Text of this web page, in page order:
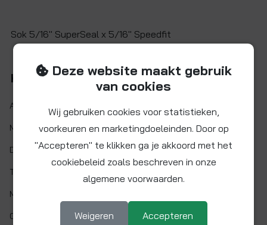
Sok 5/16" SuperSeal x 5/16" Speedfit
Kenmerken
Artikelnr.:
Maat: Ø 5/16"
Demontabel: Ja
Twist&Lock:
Materiaal:
O-ring: Nitril (NBR)
Deze website maakt gebruik
van cookies
Wij gebruiken cookies voor statistieken,
voorkeuren en marketingdoeleinden. Door op
"Accepteren" te klikken ga je akkoord met het
cookiebeleid zoals beschreven in onze
algemene voorwaarden.
Weigeren Accepteren